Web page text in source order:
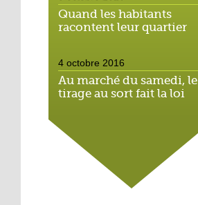
Quand les habitants
racontent leur quartier
4 octobre 2016
Au marché du samedi, le
tirage au sort fait la loi
4 octobre 2016
Hautepierre: paysage
sonore